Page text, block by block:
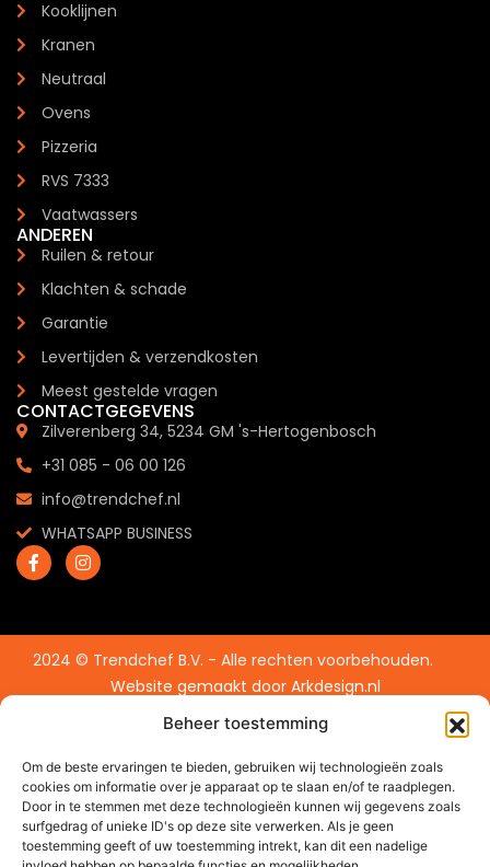
Beheer toestemming
Om de beste ervaringen te bieden, gebruiken wij technologieën zoals
cookies om informatie over je apparaat op te slaan en/of te raadplegen.
Door in te stemmen met deze technologieën kunnen wij gegevens zoals
surfgedrag of unieke ID's op deze site verwerken. Als je geen
toestemming geeft of uw toestemming intrekt, kan dit een nadelige
Kooklijnen
Kranen
Neutraal
Ovens
Pizzeria
RVS 7333
Vaatwassers
ANDEREN
Ruilen & retour
Klachten & schade
Garantie
Levertijden & verzendkosten
Meest gestelde vragen
CONTACTGEGEVENS
Zilverenberg 34, 5234 GM 's-Hertogenbosch
+31 085 - 06 00 126
info@trendchef.nl
WHATSAPP BUSINESS
2024 © Trendchef B.V. - Alle rechten voorbehouden.
Website gemaakt door Arkdesign.nl